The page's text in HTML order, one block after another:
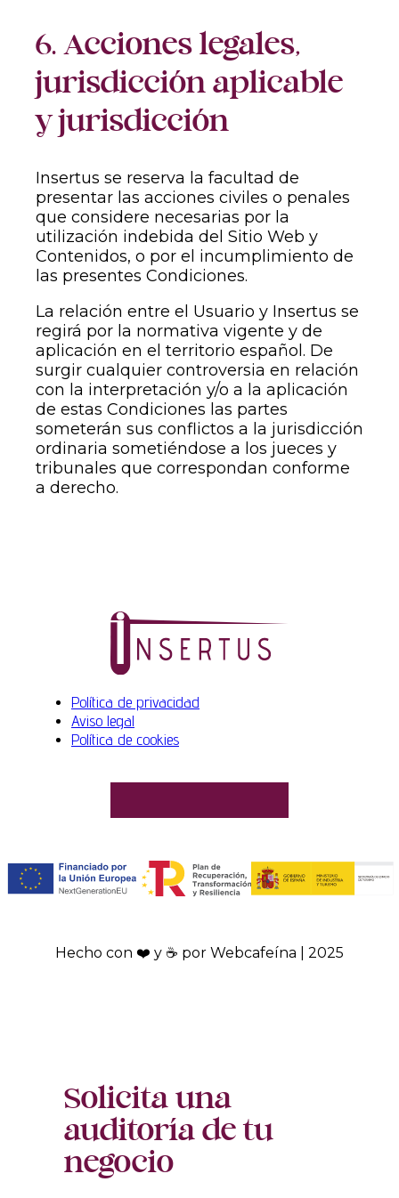
6. Acciones legales,
jurisdicción aplicable
y jurisdicción
Insertus se reserva la facultad de
presentar las acciones civiles o penales
que considere necesarias por la
utilización indebida del Sitio Web y
Contenidos, o por el incumplimiento de
las presentes Condiciones.
La relación entre el Usuario y Insertus se
regirá por la normativa vigente y de
aplicación en el territorio español. De
surgir cualquier controversia en relación
con la interpretación y/o a la aplicación
de estas Condiciones las partes
someterán sus conflictos a la jurisdicción
ordinaria sometiéndose a los jueces y
tribunales que correspondan conforme
a derecho.
Política de privacidad
Aviso legal
Política de cookies
Hecho con ❤️ y ☕ por Webcafeína | 2025
Solicita una
auditoría de tu
negocio